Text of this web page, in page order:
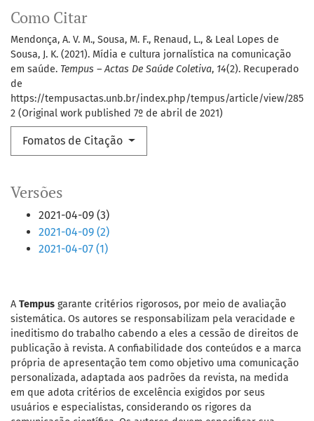
Versões
2021-04-09 (3)
2021-04-09 (2)
2021-04-07 (1)
Como Citar
Mendonça, A. V. M., Sousa, M. F., Renaud, L., & Leal Lopes de
Sousa, J. K. (2021). Mídia e cultura jornalística na comunicação
em saúde. Tempus – Actas De Saúde Coletiva, 14(2). Recuperado
de
https://tempusactas.unb.br/index.php/tempus/article/view/285
2 (Original work published 7º de abril de 2021)
Fomatos de Citação
A Tempus garante critérios rigorosos, por meio de avaliação
sistemática. Os autores se responsabilizam pela veracidade e
ineditismo do trabalho cabendo a eles a cessão de direitos de
publicação à revista. A confiabilidade dos conteúdos e a marca
própria de apresentação tem como objetivo uma comunicação
personalizada, adaptada aos padrões da revista, na medida
em que adota critérios de excelência exigidos por seus
usuários e especialistas, considerando os rigores da